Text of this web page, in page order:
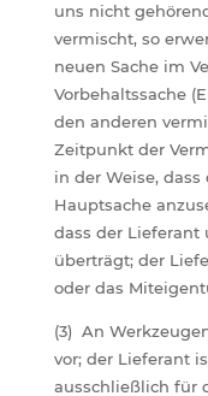
uns nicht
vermischt, so
neuen Sache im
Vorbehaltssache
den anderen
Zeitpunkt der
in der Weise,
Hauptsache
dass der
überträgt; der
oder das
(3) An
vor; der Lieferant
ausschließlich für